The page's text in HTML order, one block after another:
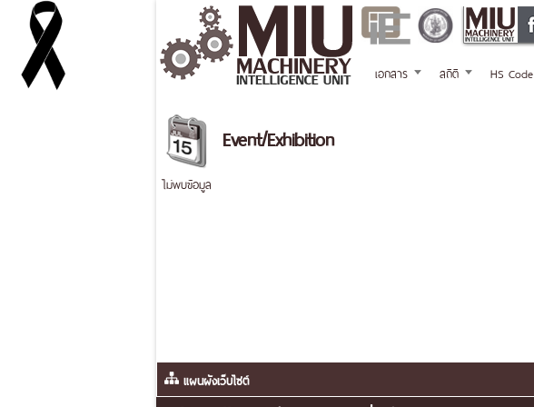
เอกสาร สถิติ HS Code
Event/Exhibition
ไม่พบข้อมูล
แผนผังเว็บไซต์